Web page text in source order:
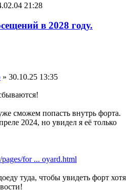
21:28
в 2028 году.
» 30.10.25 13:35
сможем попасть внутрь форта.
2024, но увидел я её только
for ... oyard.html
туда, чтобы увидеть форт хотя